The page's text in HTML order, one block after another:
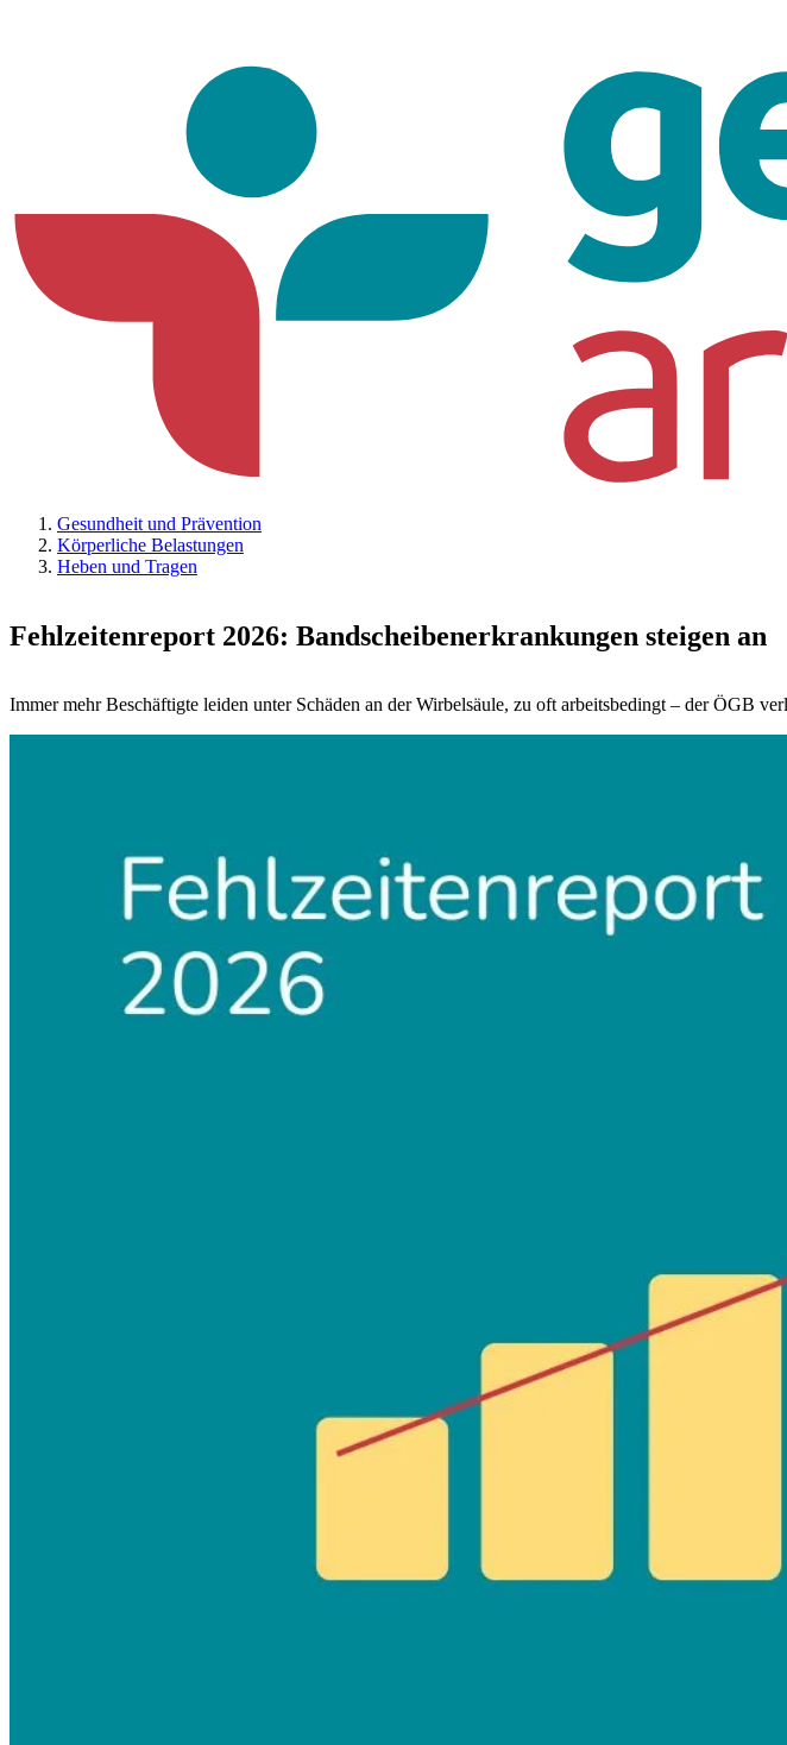
Gesundheit und Prävention
Körperliche Belastungen
Heben und Tragen
Fehlzeitenreport 2026: Bandscheibenerkrankungen steigen an
Immer mehr Beschäftigte leiden unter Schäden an der Wirbelsäule, zu oft arbeitsbedingt – der ÖGB